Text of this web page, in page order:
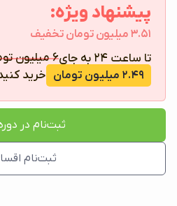
پیشنهاد ویژه:
3.51 میلیون تومان تخفیف
تا ساعت 24 به جای 6 میلیون تومان
2.49 میلیون تومان خرید
ثبت‌نام در
ثبت‌نام